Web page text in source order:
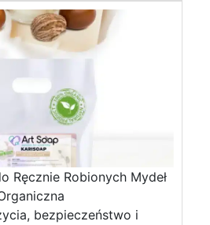
Ręcznie Robionych Mydeł
bezpieczeństwo i